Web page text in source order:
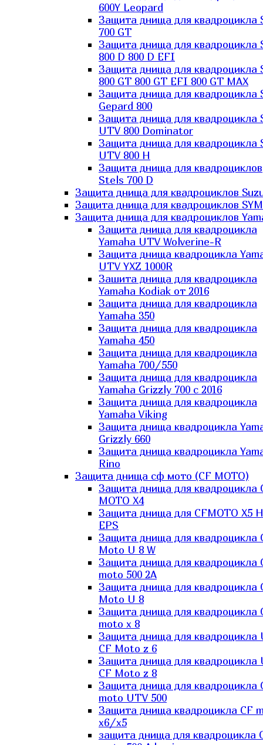
600Y Leopard
Защита днища для квадроцикла
700 GT
Защита днища для квадроцикла
800 D 800 D EFI
Защита днища для квадроцикла
800 GT 800 GT EFI 800 GT MAX
Защита днища для квадроцикла
Gepard 800
Защита днища для квадроцикла
UTV 800 Dominator
Защита днища для квадроцикла
UTV 800 H
Защита днища для квадроциклов
Stels 700 D
Защита днища для квадроциклов
Защита днища для квадроциклов SYM
Защита днища для квадроциклов
Защита днища для квадроцикла
Yamaha UTV Wolverine-R
Защита днища квадроцикла
UTV YXZ 1000R
Зашита днища для квадроцикла
Yamaha Kodiak от 2016
Защита днища для квадроцикла
Yamaha 350
Защита днища для квадроцикла
Yamaha 450
Защита днища для квадроцикла
Yamaha 700/550
Защита днища для квадроцикла
Yamaha Grizzly 700 с 2016
Защита днища для квадроцикла
Yamaha Viking
Защита днища квадроцикла
Grizzly 660
Защита днища квадроцикла
Rino
Защита днища сф мото (CF MOTO)
Защита днища для квадроцикла
MOTO X4
Защита днища для CFMOTO X5
EPS
Защита днища для квадроцикла
Moto U 8 W
Защита днища для квадроцикла
moto 500 2A
Защита днища для квадроцикла
Moto U 8
Защита днища для квадроцикла
moto x 8
Защита днища для квадроцикла
CF Moto z 6
Защита днища для квадроцикла
CF Moto z 8
Защита днища для квадроцикла
moto UTV 500
Защита днища квадроцикла СF
x6/x5
защита днища для квадроцикла